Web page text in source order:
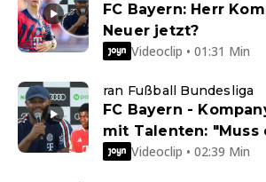
FC Bayern: Herr
Neuer jetzt?
Videoclip • 01:31 Min
ran Fußball Bundesliga
FC Bayern -
mit Talenten: "Muss
Videoclip • 02:39 Min